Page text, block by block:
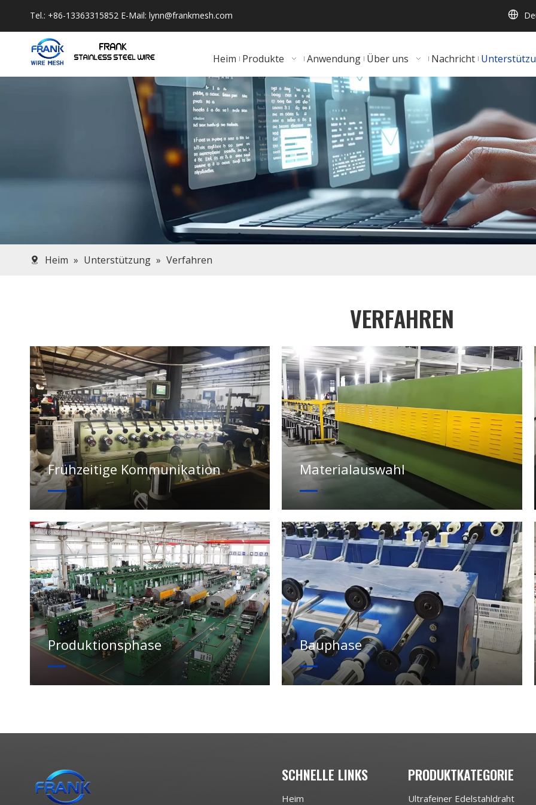
Tel.: +86-13363315852 E-Mail: lynn@frankmesh.com
Heim Produkte Anwendung Über uns Nachricht
Heim » Unterstützung » Verfahren
VERFAHREN
Frühzeitige Kommunikation Materialauswahl
Produktionsphase Bauphase
SCHNELLE LINKS
Heim
PRODUKTKATEGORIE
Ultrafeiner Edelstahldraht